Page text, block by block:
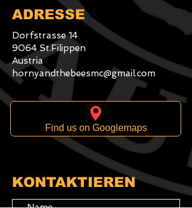
ADRESSE
Dorfstrasse 14
9064 St.Filippen
Austria
hornyandthebeesmc@gmail.com
Find us on Googlemaps
KONTAKTIEREN